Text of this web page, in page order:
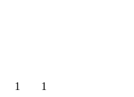
1 1